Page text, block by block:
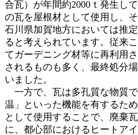
合瓦）が年間約2000ｔ発生し
の瓦を屋根材として使用し、
石川県加賀地方においては推
ると考えられています。従来
てガーデニング材等に再利用
されるものも多く、最終処分
いました。
一方で、瓦は多孔質な物質
温」といった機能を有するた
として使用することで、廃棄
に、都心部におけるヒートア